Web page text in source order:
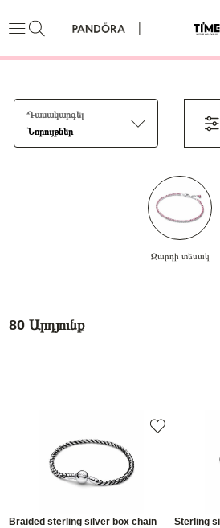
Դասակարգել
Նորույթներ
Զարդի տեսակ
80 Արդյունք
Braided sterling silver box chain
Sterling